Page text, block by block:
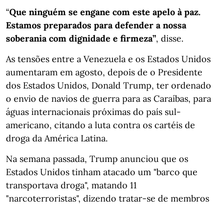
“Que ninguém se engane com este apelo à paz.
Estamos preparados para defender a nossa
soberania com dignidade e firmeza”, disse.
As tensões entre a Venezuela e os Estados Unidos
aumentaram em agosto, depois de o Presidente
dos Estados Unidos, Donald Trump, ter ordenado
o envio de navios de guerra para as Caraíbas, para
águas internacionais próximas do país sul-
americano, citando a luta contra os cartéis de
droga da América Latina.
Na semana passada, Trump anunciou que os
Estados Unidos tinham atacado um "barco que
transportava droga", matando 11
"narcoterroristas", dizendo tratar-se de membros